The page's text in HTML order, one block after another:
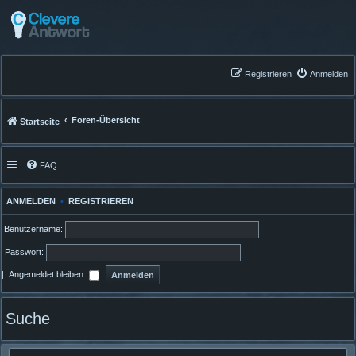
Anmelden
Registrieren
Startseite Foren-Übersicht
FAQ
ANMELDEN • REGISTRIEREN
Benutzername:
Passwort:
| Angemeldet bleiben
Suche